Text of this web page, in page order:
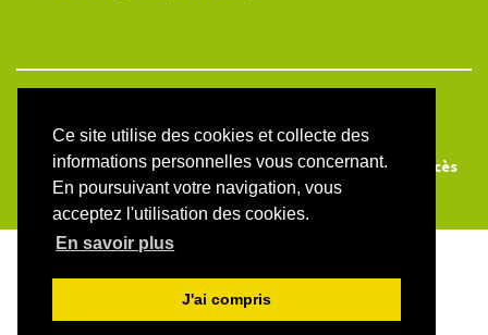
Ce site utilise des cookies et collecte des
informations personnelles vous concernant.
En poursuivant votre navigation, vous
acceptez l'utilisation des cookies.
En savoir plus
J'ai compris
Plan du site
Créé et hébergé par Chapitre 9—Édité avec Lodel
Accès
réservé